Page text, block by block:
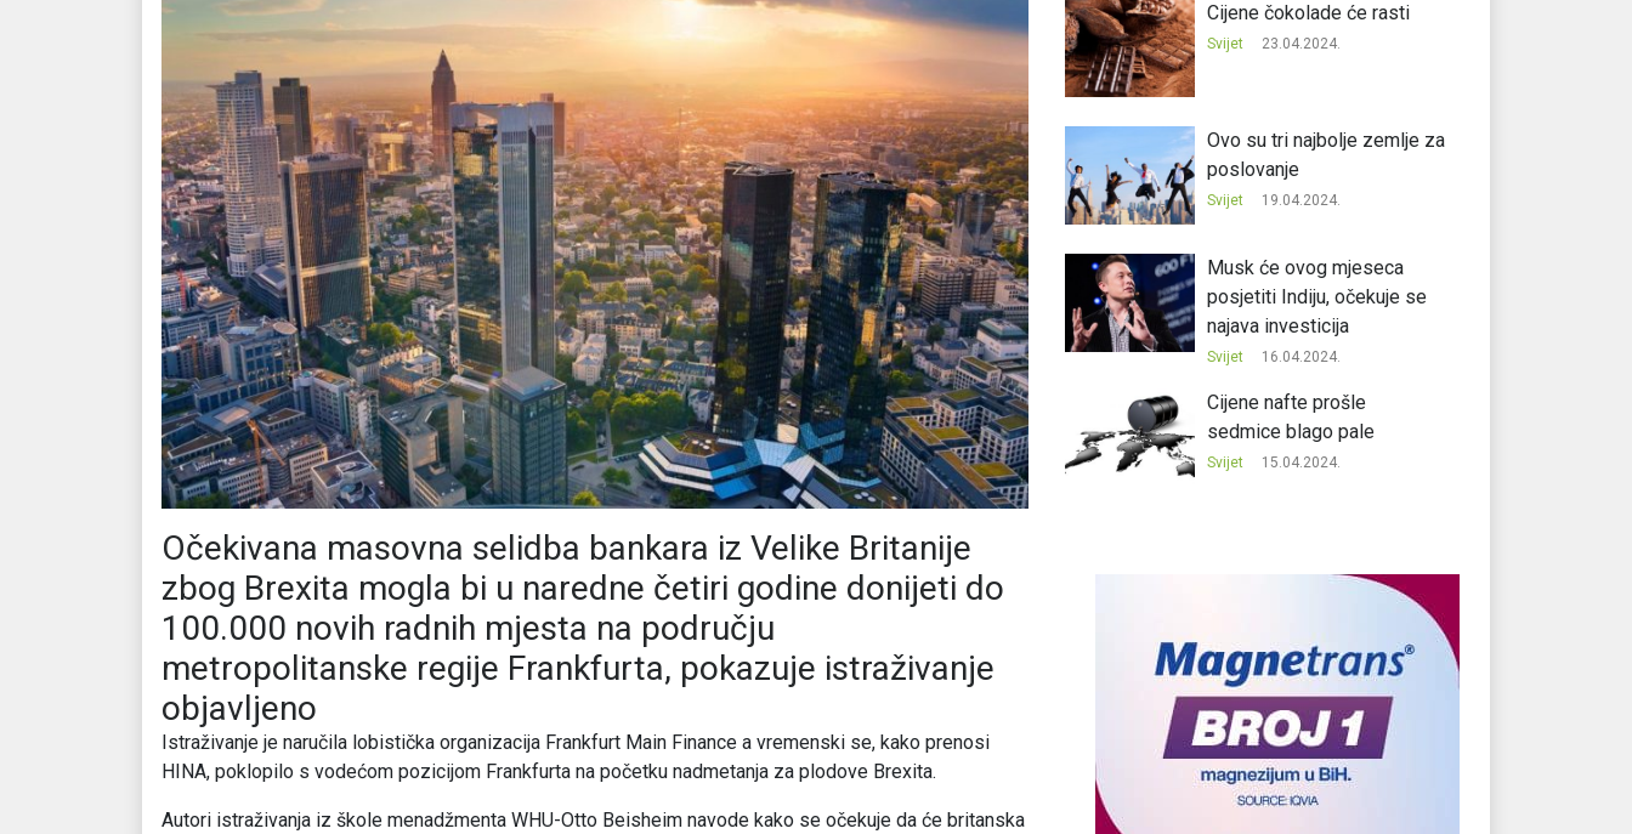
Očekivana masovna selidba bankara iz Velike Britanije
zbog Brexita mogla bi u naredne četiri godine donijeti do
100.000 novih radnih mjesta na području
metropolitanske regije Frankfurta, pokazuje istraživanje
objavljeno
Istraživanje je naručila lobistička organizacija Frankfurt Main Finance a vremenski se, kako prenosi
HINA, poklopilo s vodećom pozicijom Frankfurta na početku nadmetanja za plodove Brexita.
Autori istraživanja iz škole menadžmenta WHU-Otto Beisheim navode kako se očekuje da će britanska
Cijene čokolade će rasti
Svijet 23.04.2024.
Ovo su tri najbolje zemlje za
poslovanje
Svijet 19.04.2024.
Musk će ovog mjeseca
posjetiti Indiju, očekuje se
najava investicija
Svijet 16.04.2024.
Cijene nafte prošle
sedmice blago pale
Svijet 15.04.2024.